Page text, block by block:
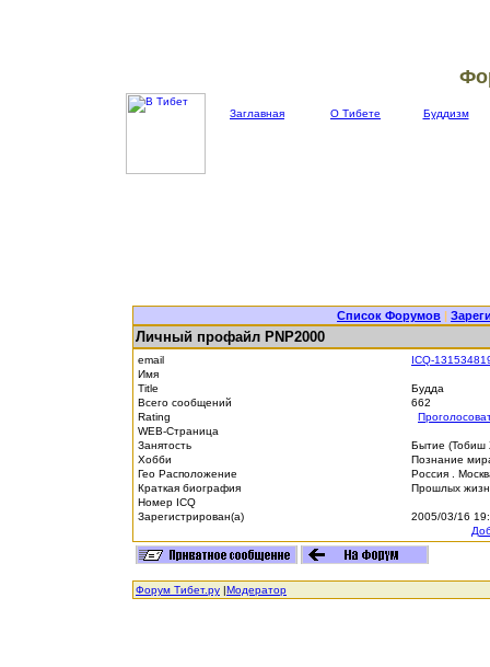
Заглавная О Тибете Буддизм
Список Форумов |
Личный профайл PNP2000
email
ICQ-
Имя
Title
Будда
Всего сообщений
662
Rating
WEB-Страница
Занятость
Бытие
Хобби
Познание
Гео Расположение
Россия .
Краткая биография
Прошлых
Номер ICQ
Зарегистрирован(а)
2005/03/16
Форум Тибет.ру |Модератор